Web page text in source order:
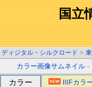
国立
ディジタル・シルクロード >
カラー画像サムネイル -
カラー IIIFカラ